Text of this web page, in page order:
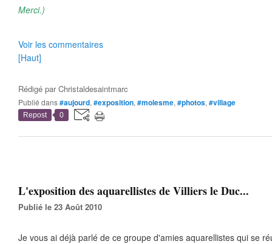
Merci.)
Voir les commentaires
[Haut]
Rédigé parChristaldesaintmarc
Publié dans#aujourd, #exposition, #molesme, #photos, #village
Repost 0
L'exposition des aquarellistes de Villiers le Duc...
Publié le 23 Août 2010
Je vous ai déjà parlé de ce groupe d'amies aquarellistes qui se